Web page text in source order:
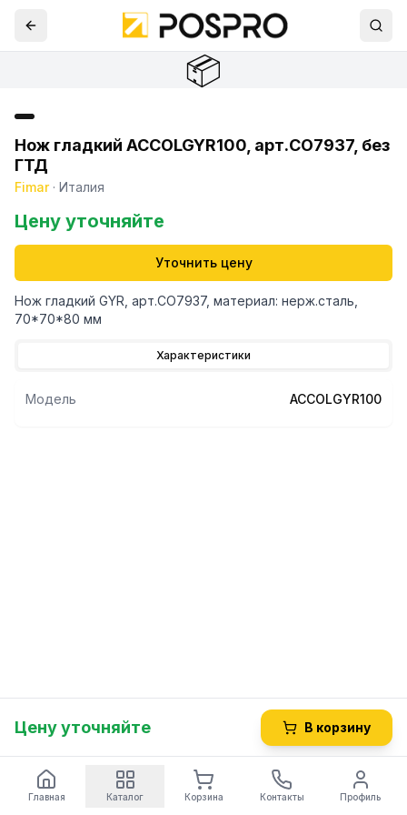
📦
Нож гладкий ACCOLGYR100, арт.CO7937, без
ГТД
Fimar· Италия
Цену уточняйте
Уточнить цену
Нож гладкий GYR, арт.CO7937, материал: нерж.сталь,
70*70*80 мм
Характеристики
Модель ACCOLGYR100
Цену уточняйте В корзину
Главная Каталог Корзина Контакты Профиль